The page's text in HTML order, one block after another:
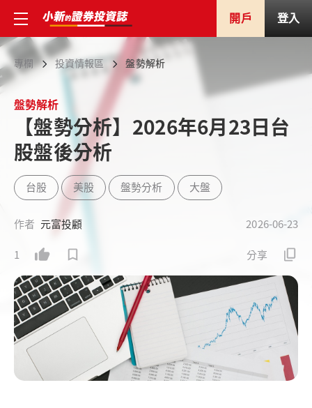
開戶 登入
專欄 投資情報區 盤勢解析
盤勢解析
【盤勢分析】2026年6月23日台
股盤後分析
台股 美股 盤勢分析 大盤
作者 元富投顧 2026-06-23
1 分享